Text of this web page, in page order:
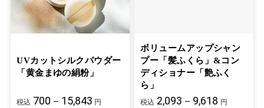
UVカットシルクパウダー
「黄金まゆの絹粉」
税込 700－15,843 円
ボリュームアップシャン
プー「髪ふくら」&コン
ディショナー「艶ふく
ら」
税込 2,093－9,618 円